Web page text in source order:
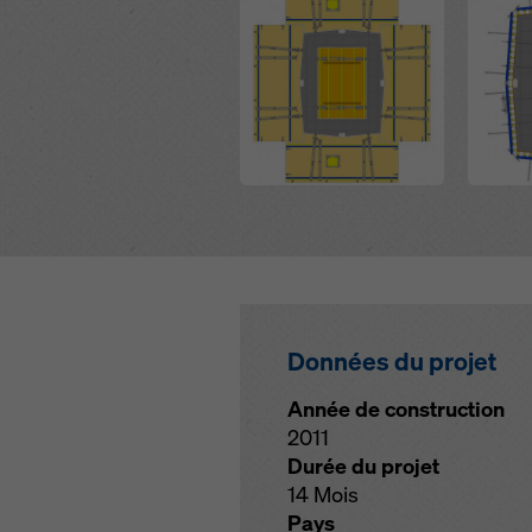
Données du projet
Année de construction
2011
Durée du projet
14 Mois
Pays